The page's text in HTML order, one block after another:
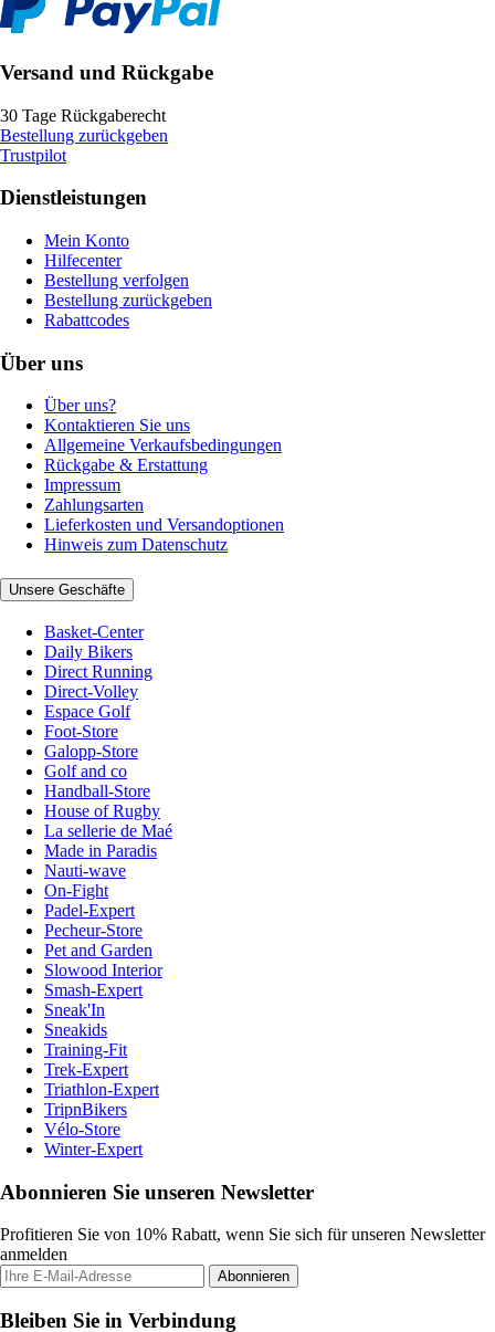
Versand und Rückgabe
30 Tage Rückgaberecht
Bestellung zurückgeben
Trustpilot
Dienstleistungen
Mein Konto
Hilfecenter
Bestellung verfolgen
Bestellung zurückgeben
Rabattcodes
Über uns
Über uns?
Kontaktieren Sie uns
Allgemeine Verkaufsbedingungen
Rückgabe & Erstattung
Impressum
Zahlungsarten
Lieferkosten und Versandoptionen
Hinweis zum Datenschutz
Unsere Geschäfte
Basket-Center
Daily Bikers
Direct Running
Direct-Volley
Espace Golf
Foot-Store
Galopp-Store
Golf and co
Handball-Store
House of Rugby
La sellerie de Maé
Made in Paradis
Nauti-wave
On-Fight
Padel-Expert
Pecheur-Store
Pet and Garden
Slowood Interior
Smash-Expert
Sneak'In
Sneakids
Training-Fit
Trek-Expert
Triathlon-Expert
TripnBikers
Vélo-Store
Winter-Expert
Abonnieren Sie unseren Newsletter
Profitieren Sie von 10% Rabatt, wenn Sie sich für unseren Newsletter
anmelden
Abonnieren
Bleiben Sie in Verbindung